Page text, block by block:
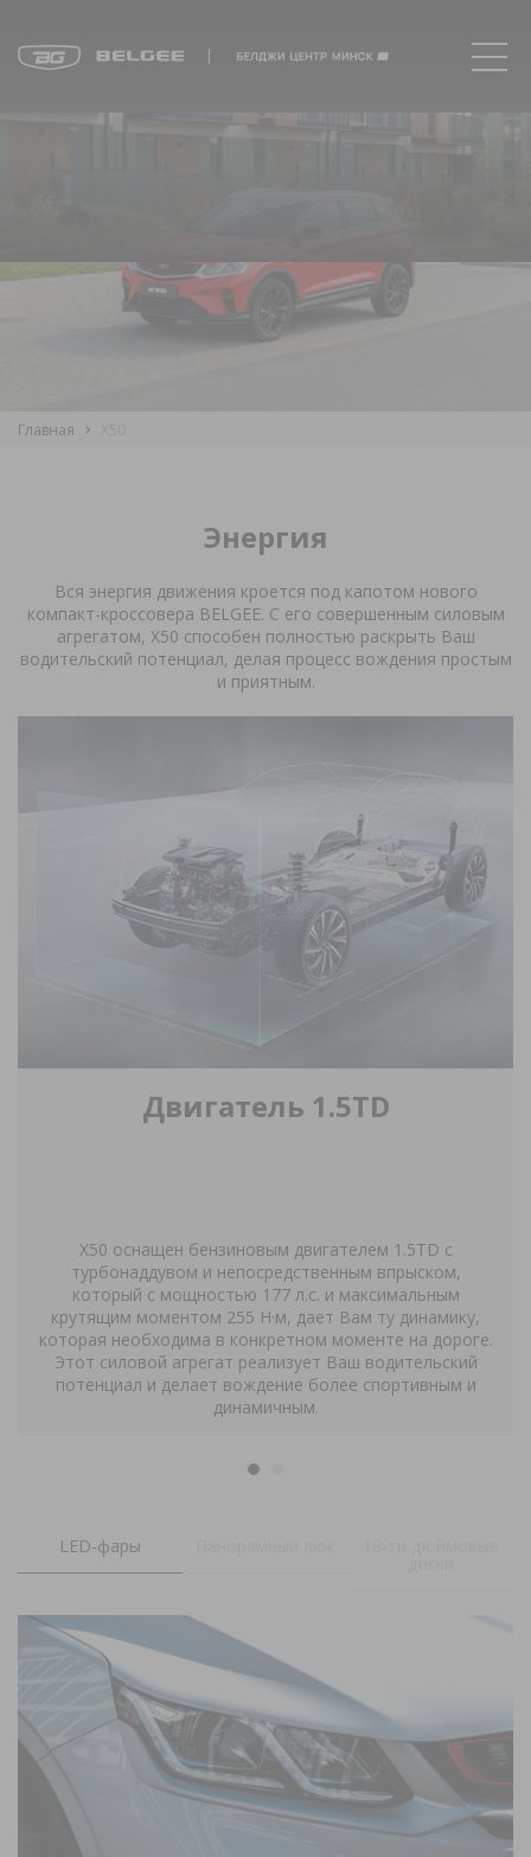
Интеллект
Прайс лист
Оставить заявку
Главная
Энергия
Вся энергия движения кроется под капотом нового
компакт-кроссовера BELGEE. С его совершенным силовым
агрегатом, X50 способен полностью раскрыть Ваш
водительский потенциал, делая процесс вождения простым
и приятным.
Двигатель 1.5TD
X50 оснащен бензиновым двигателем 1.5TD с
турбонаддувом и непосредственным впрыском,
который с мощностью 177 л.с. и максимальным
крутящим моментом 255 Н·м, дает Вам ту динамику,
которая необходима в конкретном моменте на дороге.
Этот силовой агрегат реализует Ваш водительский
потенциал и делает вождение более спортивным и
динамичным.
LED-фары